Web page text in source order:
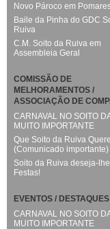
Novo Pároco em
Baile da Pinha do GDC
Ruiva
C.M. Soito da Ruiva em
Assembleia Geral
COMISSÃO DE
MELHORAMENTOS /
ASSOCIAÇÃO DE
CARNAVAL NO SOITO
MUITO IMPORTANTE
Que Soito da Ruiva
(Comunicado importante)
Soito da Ruiva deseja-
Festas!
EVENTOS / DESTAQUES
CARNAVAL NO SOITO
MUITO IMPORTANTE